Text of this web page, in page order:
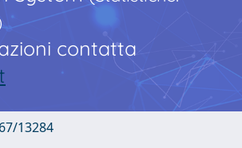
contatta
13284